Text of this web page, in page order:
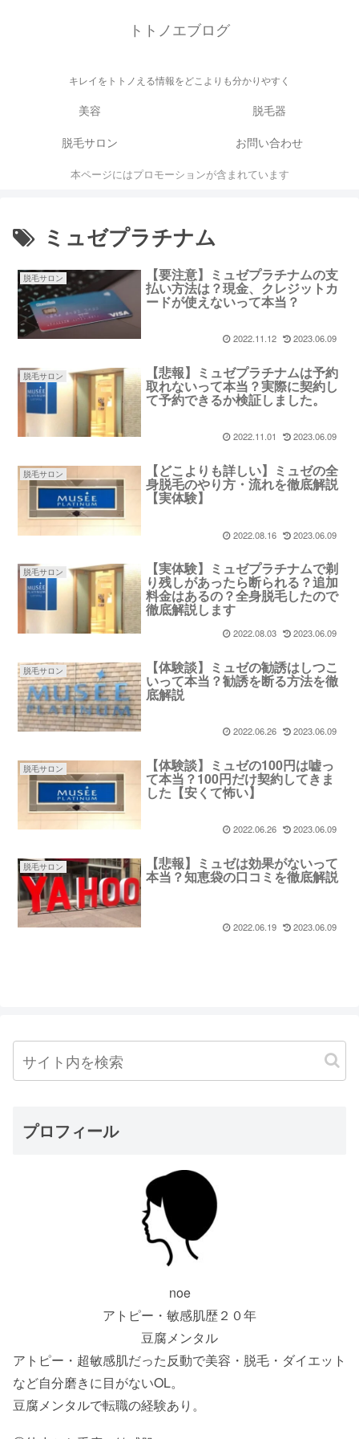
トトノエブログ
キレイをトトノえる情報をどこよりも分かりやすく
美容
脱毛器
脱毛サロン
お問い合わせ
本ページにはプロモーションが含まれています
ミュゼプラチナム
脱毛サロン 【要注意】ミュゼプラチナムの支
払い方法は？現金、クレジットカ
ードが使えないって本当？
2022.11.12 2023.06.09
脱毛サロン 【悲報】ミュゼプラチナムは予約
取れないって本当？実際に契約し
て予約できるか検証しました。
2022.11.01 2023.06.09
脱毛サロン 【どこよりも詳しい】ミュゼの全
身脱毛のやり方・流れを徹底解説
【実体験】
2022.08.16 2023.06.09
脱毛サロン 【実体験】ミュゼプラチナムで剃
り残しがあったら断られる？追加
料金はあるの？全身脱毛したので
徹底解説します
2022.08.03 2023.06.09
脱毛サロン 【体験談】ミュゼの勧誘はしつこ
いって本当？勧誘を断る方法を徹
底解説
2022.06.26 2023.06.09
脱毛サロン 【体験談】ミュゼの100円は嘘っ
て本当？100円だけ契約してきま
した【安くて怖い】
2022.06.26 2023.06.09
脱毛サロン 【悲報】ミュゼは効果がないって
本当？知恵袋の口コミを徹底解説
2022.06.19 2023.06.09
プロフィール
noe
アトピー・敏感肌歴２０年
豆腐メンタル
アトピー・超敏感肌だった反動で美容・脱毛・ダイエット
など自分磨きに目がないOL。
豆腐メンタルで転職の経験あり。